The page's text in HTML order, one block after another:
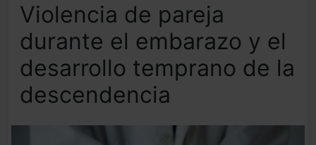
Violencia de pareja
durante el embarazo y el
desarrollo temprano de la
descendencia